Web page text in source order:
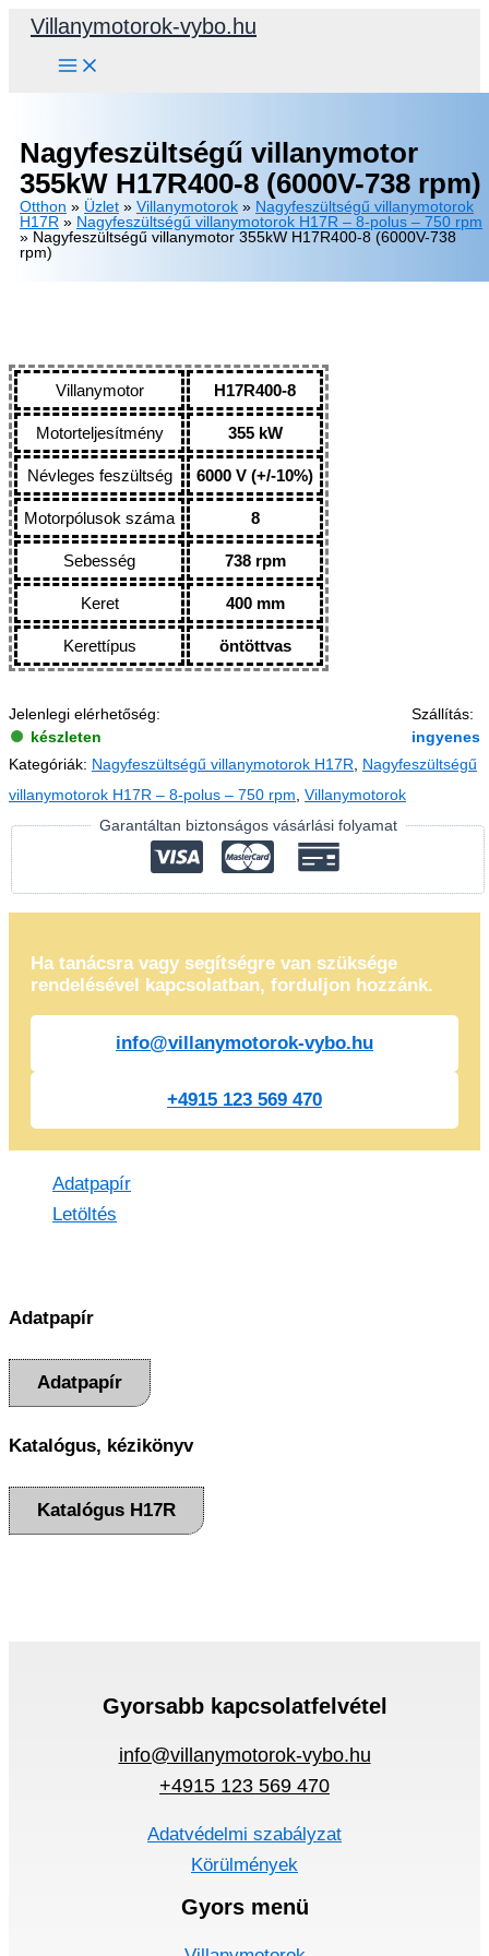
SkipVillanymotorok-vybo.hu
Nagyfeszültségű villanymotor
355kW H17R400-8 (6000V-738 rpm)
Otthon » Üzlet » Villanymotorok » Nagyfeszültségű villanymotorok
H17R » Nagyfeszültségű villanymotorok H17R – 8-polus – 750 rpm
» Nagyfeszültségű villanymotor 355kW H17R400-8 (6000V-738
rpm)
Villanymotor H17R400-8
Motorteljesítmény 355 kW
Névleges feszültség 6000 V (+/-10%)
Motorpólusok száma 8
Sebesség 738 rpm
Keret 400 mm
Kerettípus öntöttvas
Jelenlegi elérhetőség:
készleten
Szállítás:
ingyenes
Kategóriák: Nagyfeszültségű villanymotorok H17R
Nagyfeszültségű
villanymotorok H17R – 8-polus – 750 rpm Villanymotorok
Garantáltan biztonságos vásárlási folyamat
Ha tanácsra vagy segítségre van szüksége
rendelésével kapcsolatban, forduljon hozzánk.
info@villanymotorok-vybo.hu
+4915 123 569 470
Adatpapír
Letöltés
Adatpapír
Adatpapír
Katalógus, kézikönyv
Katalógus H17R
Gyorsabb kapcsolatfelvétel
info@villanymotorok-vybo.hu
+4915 123 569 470
Adatvédelmi szabályzat
Körülmények
Gyors menü